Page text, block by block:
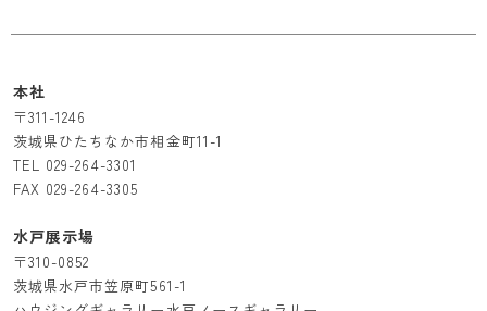
本社
〒311-1246
茨城県ひたちなか市相金町11-1
TEL 029-264-3301
FAX 029-264-3305
水戸展示場
〒310-0852
茨城県水戸市笠原町561-1